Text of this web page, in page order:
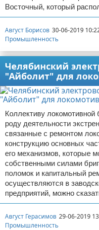
Восточный, который
Август Борисов 30-06-2019
Промышленность
Челябинский
"Айболит" для
Коллективу локомотивной
роду деятельности
связанные с ремонтом
конструкцию основных
его механизмов, которые
собственными силами
поломок и капитальный
осуществляются в
предприятий, можно
Август Герасимов 29-06-2019
Промышленность